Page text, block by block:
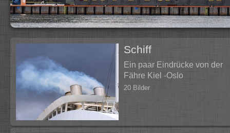
Schiff
Ein paar Eindrücke von der
Fähre Kiel -Oslo
20 Bilder